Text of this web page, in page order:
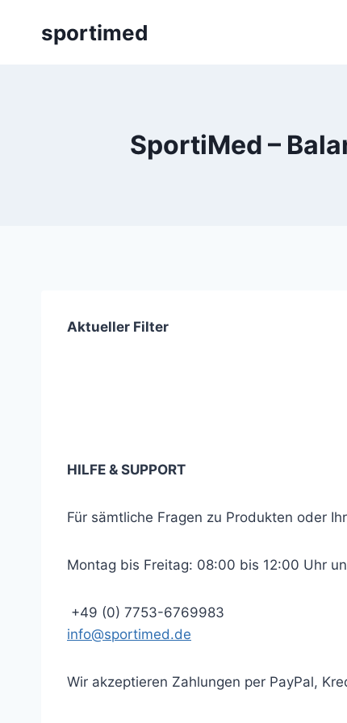
sportimed
SportiMed –
Aktueller Filter
HILFE & SUPPORT
Für sämtliche Fragen zu Produkten oder
Montag bis Freitag: 08:00 bis 12:00 Uhr
+49 (0) 7753-6769983
info@sportimed.de
Wir akzeptieren Zahlungen per PayPal,